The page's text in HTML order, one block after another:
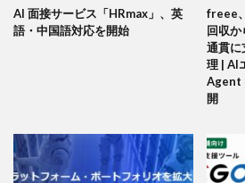
AI 面接サービス「HRmax」、英
語・中国語対応を開始
freee
回収
通貫
理 | AI
Agent
開